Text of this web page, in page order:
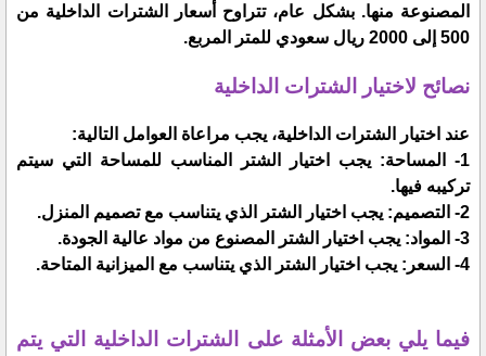
المصنوعة منها. بشكل عام، تتراوح أسعار الشترات الداخلية من
500 إلى 2000 ريال سعودي للمتر المربع.
نصائح لاختيار الشترات الداخلية
عند اختيار الشترات الداخلية، يجب مراعاة العوامل التالية:
1- المساحة: يجب اختيار الشتر المناسب للمساحة التي سيتم
تركيبه فيها.
2- التصميم: يجب اختيار الشتر الذي يتناسب مع تصميم المنزل.
3- المواد: يجب اختيار الشتر المصنوع من مواد عالية الجودة.
4- السعر: يجب اختيار الشتر الذي يتناسب مع الميزانية المتاحة.
فيما يلي بعض الأمثلة على الشترات الداخلية التي يتم